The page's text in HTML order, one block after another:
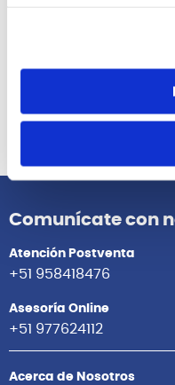
Comunícate con
Atención Postventa
+51 958418476
Asesoría Online
+51 977624112
Acerca de Nosotros